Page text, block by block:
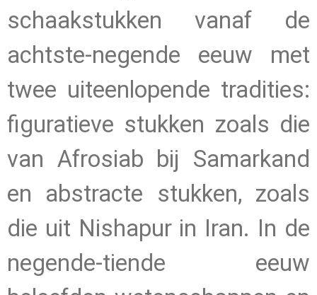
schaakstukken vanaf de
achtste-negende eeuw met
twee uiteenlopende tradities:
figuratieve stukken zoals die
van Afrosiab bij Samarkand
en abstracte stukken, zoals
die uit Nishapur in Iran. In de
negende-tiende eeuw